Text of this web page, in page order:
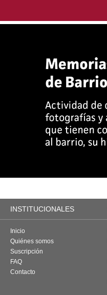
INSTITUCIONALES
Inicio
Quiénes somos
Suscripción
FAQ
Contacto